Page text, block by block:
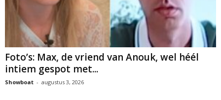
Foto’s: Max, de vriend van Anouk, wel héél
intiem gespot met...
Showboat - augustus 3, 2026